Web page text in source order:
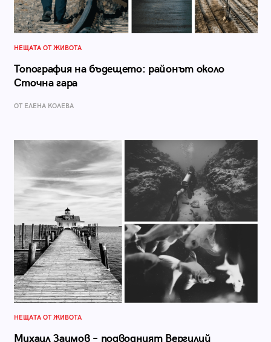
НЕЩАТА ОТ ЖИВОТА
Топография на бъдещето: районът около
Сточна гара
ОТ ЕЛЕНА КОЛЕВА
НЕЩАТА ОТ ЖИВОТА
Михаил Заимов – подводният Вергилий